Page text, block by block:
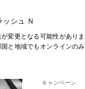
ッシュ Ｎ
変更となる可能性がありま
と地域でもオンラインの
キャンペーン